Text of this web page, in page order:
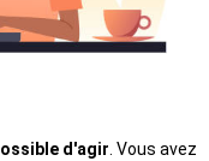
d'agir . Vous avez